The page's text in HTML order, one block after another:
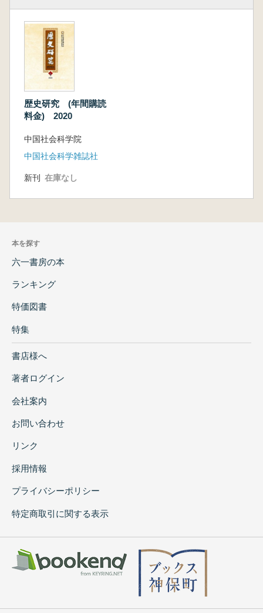
歴史研究 (年間購読
料金) 2020
中国社会科学院
中国社会科学雑誌社
新刊 在庫なし
本を探す
六一書房の本
ランキング
特価図書
特集
書店様へ
著者ログイン
会社案内
お問い合わせ
リンク
採用情報
プライバシーポリシー
特定商取引に関する表示